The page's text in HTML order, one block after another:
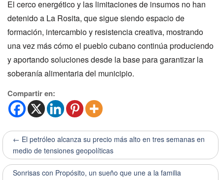
El cerco energético y las limitaciones de insumos no han
detenido a La Rosita, que sigue siendo espacio de
formación, intercambio y resistencia creativa, mostrando
una vez más cómo el pueblo cubano continúa produciendo
y aportando soluciones desde la base para garantizar la
soberanía alimentaria del municipio.
Compartir en:
← El petróleo alcanza su precio más alto en tres semanas en
medio de tensiones geopolíticas
Sonrisas con Propósito, un sueño que une a la familia